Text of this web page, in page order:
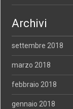
Archivi
settembre 2018
marzo 2018
febbraio 2018
gennaio 2018